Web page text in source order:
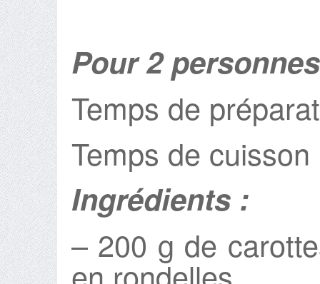
Pour 2 personnes
Temps de
Temps de
Ingrédients :
– 200 g de
en rondelles